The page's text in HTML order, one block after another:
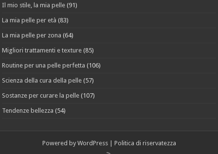
Il mio stile, la mia pelle (91)
La mia pelle per età (83)
La mia pelle per zona (64)
Migliori trattamenti e texture (85)
Routine per una pelle perfetta (106)
Scienza della cura della pelle (57)
Sostanze per curare la pelle (107)
Tendenze bellezza (54)
Powered by WordPress| Politica di riservatezza